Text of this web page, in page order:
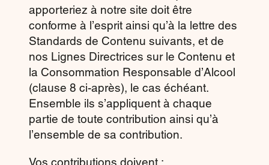
apporteriez à notre site doit être
conforme à l’esprit ainsi qu’à la lettre des
Standards de Contenu suivants, et de
nos Lignes Directrices sur le Contenu et
la Consommation Responsable d’Alcool
(clause 8 ci-après), le cas échéant.
Ensemble ils s’appliquent à chaque
partie de toute contribution ainsi qu’à
l’ensemble de sa contribution.
Vos contributions doivent :